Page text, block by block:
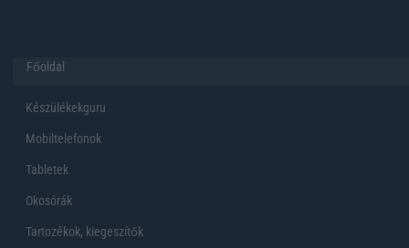
Főoldal
Készülékekguru
Mobiltelefonok
Tabletek
Okosórák
Tartozékok, kiegeszítők